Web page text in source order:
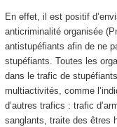
En effet, il est positif
anticriminalité organisée
antistupéfiants afin de ne
stupéfiants. Toutes les
dans le trafic de
multiactivités, comme
d’autres trafics : trafic
sanglants, traite des êtres